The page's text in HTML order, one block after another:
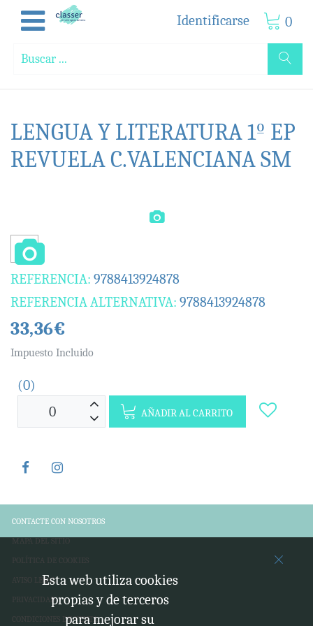
Identificarse 0
LENGUA Y LITERATURA 1º EP
REVUELA C.VALENCIANA SM
REFERENCIA: 9788413924878
REFERENCIA ALTERNATIVA: 9788413924878
33,36€
Impuesto Incluido
(0)
AÑADIR AL CARRITO
CONTACTE CON NOSOTROS
MAPA DEL SITIO
POLÍTICA DE COOKIES
AVISO LEGAL
PRIVACIDAD
CONDICIONES DE VENTA
Esta web utiliza cookies
propias y de terceros
para mejorar su